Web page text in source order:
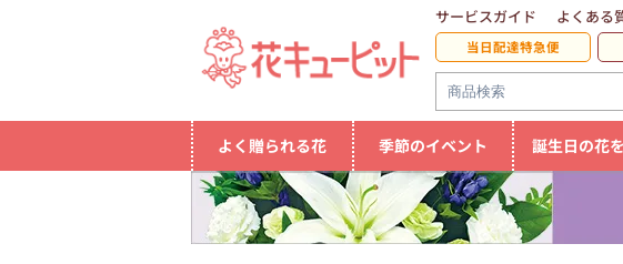
サービスガイド よくある
当日配達特急便
よく贈られる花 季節のイベント 誕生日の花